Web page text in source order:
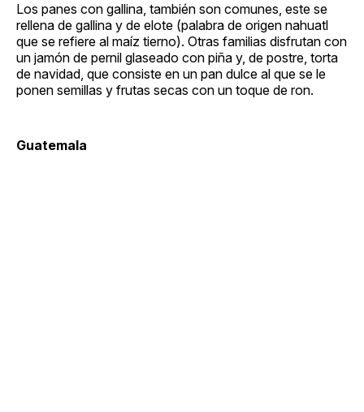
Los panes con gallina, también son comunes, este se
rellena de gallina y de elote (palabra de origen nahuatl
que se refiere al maíz tierno). Otras familias disfrutan con
un jamón de pernil glaseado con piña y, de postre, torta
de navidad, que consiste en un pan dulce al que se le
ponen semillas y frutas secas con un toque de ron.
Guatemala